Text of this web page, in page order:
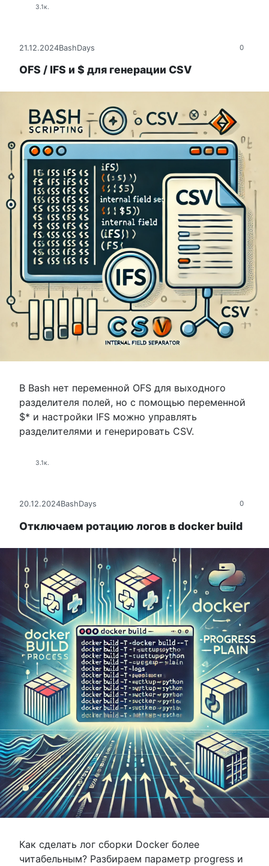
3.1к.
0
21.12.2024BashDays
OFS / IFS и $ для генерации CSV
В Bash нет переменной OFS для выходного
разделителя полей, но с помощью переменной
$* и настройки IFS можно управлять
разделителями и генерировать CSV.
3.1к.
0
20.12.2024BashDays
Отключаем ротацию логов в docker build
Как сделать лог сборки Docker более
читабельным? Разбираем параметр progress и